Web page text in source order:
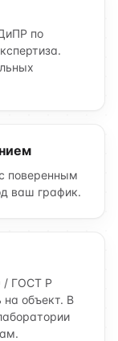
по
поверенным
ваш график.
/ ГОСТ Р
объект. В